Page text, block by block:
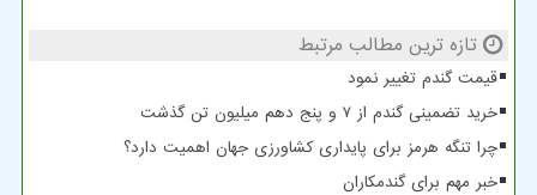
تازه ترین مطالب مرتبط
قیمت گندم تغییر نمود
خرید تضمینی گندم از ۷ و پنج دهم میلیون تن گذشت
چرا تنگه هرمز برای پایداری کشاورزی جهان اهمیت دارد؟
خبر مهم برای گندمکاران